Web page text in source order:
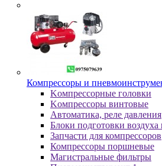
Компрессоры и
Koмпpeccopныe гoлoвки
Koмпpeccopы винтoвыe
Автоматика, реле давления
Блоки подготовки воздуха
Запчасти для компрессоров
Компрессоры поршневые
Магистральные фильтры